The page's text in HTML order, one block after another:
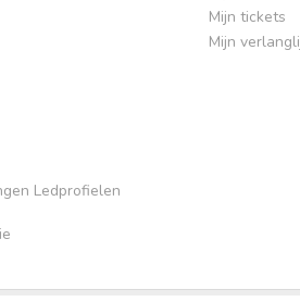
Ledprofielen
Mijn tickets
Mijn